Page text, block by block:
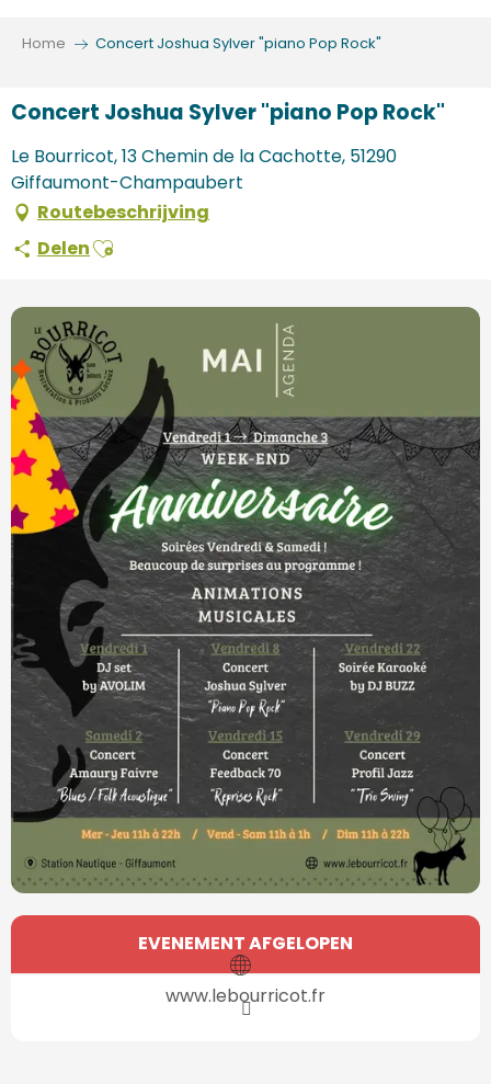
Home Concert Joshua Sylver "piano Pop Rock"
Concert Joshua Sylver "piano Pop Rock"
Le Bourricot, 13 Chemin de la Cachotte, 51290
Giffaumont-Champaubert
Routebeschrijving
DelenAjouter aux favoris
Openingstijden en contactgegevens
EVENEMENT AFGELOPEN
www.lebourricot.fr